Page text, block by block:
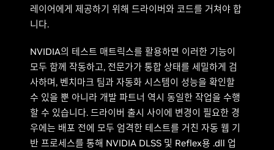
레이어에게 제공하기 위해 드라이버와 코드를 거쳐야 합
니다.
NVIDIA의 테스트 매트릭스를 활용하면 이러한 기능이
모두 함께 작동하고, 전문가가 통합 상태를 세밀하게 검
사하며, 벤치마크 팀과 자동화 시스템이 성능을 확인할
수 있을 뿐 아니라 개발 파트너 역시 동일한 작업을 수행
할 수 있습니다. 드라이버 출시 사이에 변경이 필요한 경
우에는 배포 전에 모두 엄격한 테스트를 거친 자동 웹 기
반 프로세스를 통해 NVIDIA DLSS 및 Reflex용 .dll 업